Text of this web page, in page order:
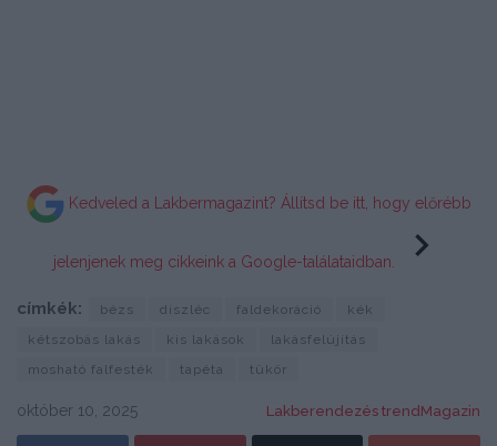
Kedveled a Lakbermagazint? Állítsd be itt, hogy előrébb
jelenjenek meg cikkeink a Google-találataidban.
címkék: bézs díszléc faldekoráció
kék
kétszobás lakás
kis lakások
lakásfelújítás
mosható falfesték
tapéta tükör
október 10, 2025 Lakberendezés trendMagazin